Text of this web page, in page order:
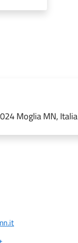
Moglia MN, Italia